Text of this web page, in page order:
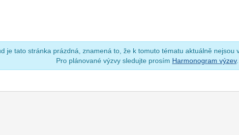
je tato stránka prázdná, znamená to, že k tomuto tématu aktuálně nejsou
Pro plánované výzvy sledujte prosím Harmonogram výzev.